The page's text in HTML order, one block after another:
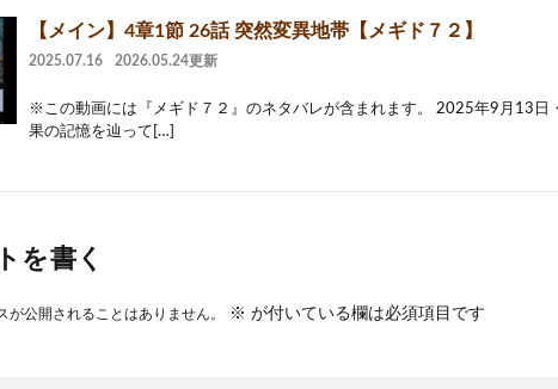
【メイン】4章1節 26話 突然変異地帯【メギド７２】
2025.07.16 2026.05.24更新
※この動画には『メギド７２』のネタバレが含まれます。 2025年9月13日
果の記憶を辿って[…]
を書く
が公開されることはありません。 ※ が付いている欄は必須項目です